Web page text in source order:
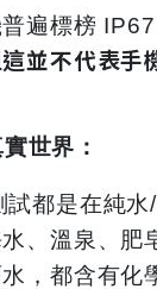
遍標榜
並不代表手
世界：
試都是在純水
、溫泉、肥
，都含有化